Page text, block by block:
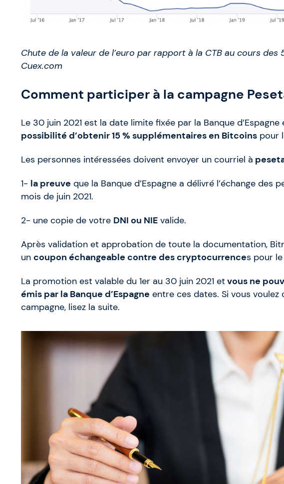
Chute de la valeur de l’euro par rapport à la CTB au cours des
Cuex.com
Comment participer à la campagne
Le 30 juin 2021 est la date limite fixée par la Banque d’Espagne
possibilité d’obtenir 15 % supplémentaires en Bitcoins pour
Les personnes intéressées doivent envoyer un courriel à
1- la preuve que la Banque d’Espagne a délivré l’échange
mois de juin 2021.
2- une copie de votre DNI ou NIE valide.
Après validation et approbation de toute la documentation,
un coupon échangeable contre des cryptocurrences pour
La promotion est valable du 1er au 30 juin 2021 etvous ne
émis par la Banque d’Espagne entre ces dates. Si vous
campagne, lisez la suite.